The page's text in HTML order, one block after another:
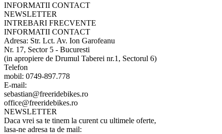
INFORMATII CONTACT
NEWSLETTER
INTREBARI FRECVENTE
INFORMATII CONTACT
Adresa: Str. Lct. Av. Ion Garofeanu
Nr. 17, Sector 5 - Bucuresti
(in apropiere de Drumul Taberei nr.1, Sectorul 6)
Telefon
mobil: 0749-897.778
E-mail:
sebastian@freeridebikes.ro
office@freeridebikes.ro
NEWSLETTER
Daca vrei sa te tinem la curent cu ultimele oferte,
lasa-ne adresa ta de mail: